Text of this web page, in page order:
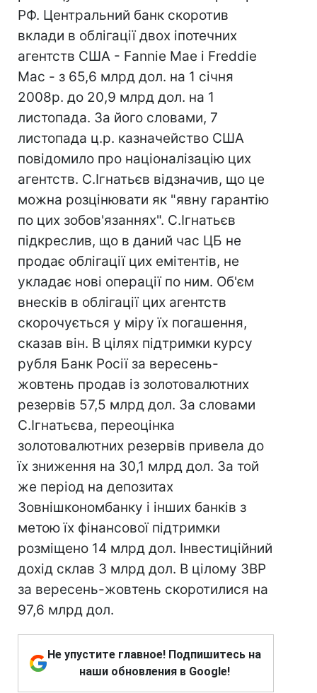
РФ. Центральний банк скоротив
вклади в облігації двох іпотечних
агентств США - Fannie Mae і Freddie
Mac - з 65,6 млрд дол. на 1 січня
2008р. до 20,9 млрд дол. на 1
листопада. За його словами, 7
листопада ц.р. казначейство США
повідомило про націоналізацію цих
агентств. С.Ігнатьєв відзначив, що це
можна розцінювати як "явну гарантію
по цих зобов'язаннях". С.Ігнатьєв
підкреслив, що в даний час ЦБ не
продає облігації цих емітентів, не
укладає нові операції по ним. Об'єм
внесків в облігації цих агентств
скорочується у міру їх погашення,
сказав він. В цілях підтримки курсу
рубля Банк Росії за вересень-
жовтень продав із золотовалютних
резервів 57,5 млрд дол. За словами
С.Ігнатьєва, переоцінка
золотовалютних резервів привела до
їх зниження на 30,1 млрд дол. За той
же період на депозитах
Зовнішкономбанку і інших банків з
метою їх фінансової підтримки
розміщено 14 млрд дол. Інвестиційний
дохід склав 3 млрд дол. В цілому ЗВР
за вересень-жовтень скоротилися на
97,6 млрд дол.
Не упустите главное! Подпишитесь на
наши обновления в Google!